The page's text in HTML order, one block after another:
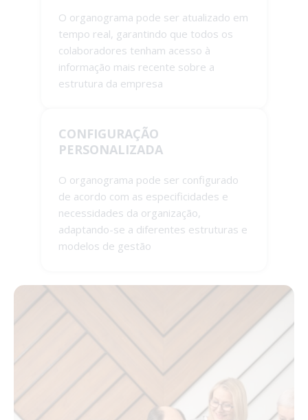
O organograma pode ser atualizado em
tempo real, garantindo que todos os
colaboradores tenham acesso à
informação mais recente sobre a
estrutura da empresa
CONFIGURAÇÃO
PERSONALIZADA
O organograma pode ser configurado
de acordo com as especificidades e
necessidades da organização,
adaptando-se a diferentes estruturas e
modelos de gestão